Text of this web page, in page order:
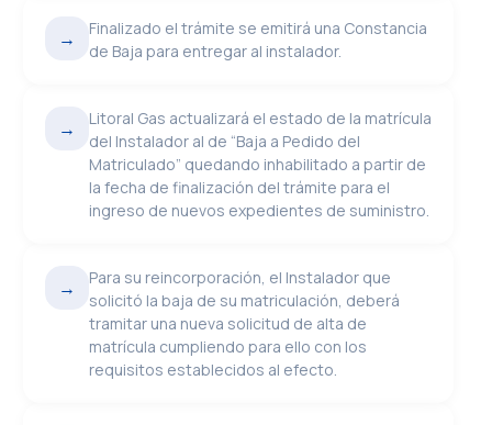
→
Finalizado el trámite se emitirá una Constancia
de Baja para entregar al instalador.
→
Litoral Gas actualizará el estado de la matrícula
del Instalador al de “Baja a Pedido del
Matriculado” quedando inhabilitado a partir de
la fecha de finalización del trámite para el
ingreso de nuevos expedientes de suministro.
→
Para su reincorporación, el Instalador que
solicitó la baja de su matriculación, deberá
tramitar una nueva solicitud de alta de
matrícula cumpliendo para ello con los
requisitos establecidos al efecto.